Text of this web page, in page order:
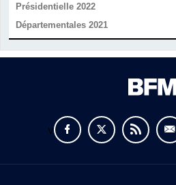
Présidentielle 2022
Départementales 2021
v